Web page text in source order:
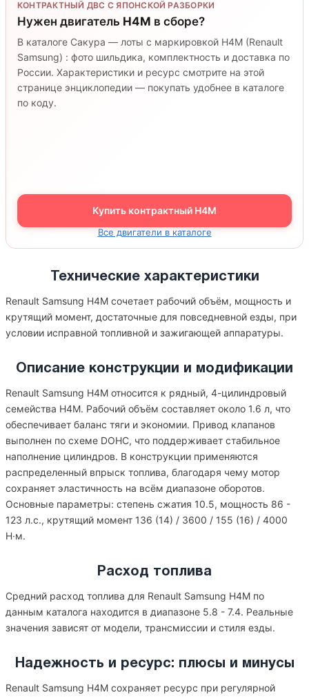
КОНТРАКТНЫЙ ДВС С ЯПОНСКОЙ РАЗБОРКИ
Нужен двигатель H4M в сборе?
В каталоге Сакура — лоты с маркировкой H4M (Renault
Samsung) : фото шильдика, комплектность и доставка по
России. Характеристики и ресурс смотрите на этой
странице энциклопедии — покупать удобнее в каталоге
по коду.
Купить контрактный H4M
Все двигатели в каталоге
Технические характеристики
Renault Samsung H4M сочетает рабочий объём, мощность и
крутящий момент, достаточные для повседневной езды, при
условии исправной топливной и зажигающей аппаратуры.
Описание конструкции и модификации
Renault Samsung H4M относится к рядный, 4-цилиндровый
семейства H4M. Рабочий объём составляет около 1.6 л, что
обеспечивает баланс тяги и экономии. Привод клапанов
выполнен по схеме DOHC, что поддерживает стабильное
наполнение цилиндров. В конструкции применяются
распределенный впрыск топлива, благодаря чему мотор
сохраняет эластичность на всём диапазоне оборотов.
Основные параметры: степень сжатия 10.5, мощность 86 -
123 л.с., крутящий момент 136 (14) / 3600 / 155 (16) / 4000
Н·м.
Расход топлива
Средний расход топлива для Renault Samsung H4M по
данным каталога находится в диапазоне 5.8 - 7.4. Реальные
значения зависят от модели, трансмиссии и стиля езды.
Надежность и ресурс: плюсы и минусы
Renault Samsung H4M сохраняет ресурс при регулярной